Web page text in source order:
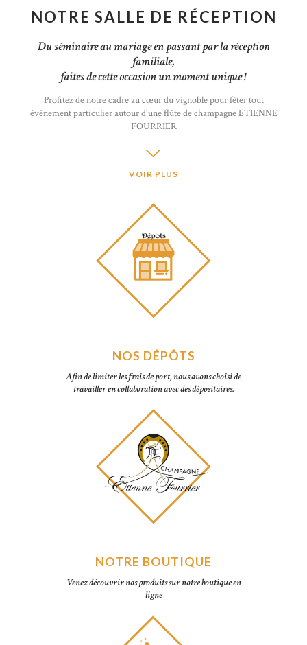
NOTRE SALLE DE RÉCEPTION
Du séminaire au mariage en passant par la réception
familiale,
faites de cette occasion un moment unique !
Profitez de notre cadre au cœur du vignoble pour fêter tout
évènement particulier autour d'une flûte de champagne ETIENNE
FOURRIER
VOIR PLUS
NOS DÉPÔTS
Afin de limiter les frais de port, nous avons choisi de
travailler en collaboration avec des dépositaires.
NOTRE BOUTIQUE
Venez découvrir nos produits sur notre boutique en
ligne